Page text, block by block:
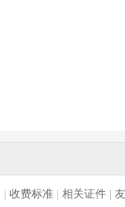
收费标准| 相关证件|